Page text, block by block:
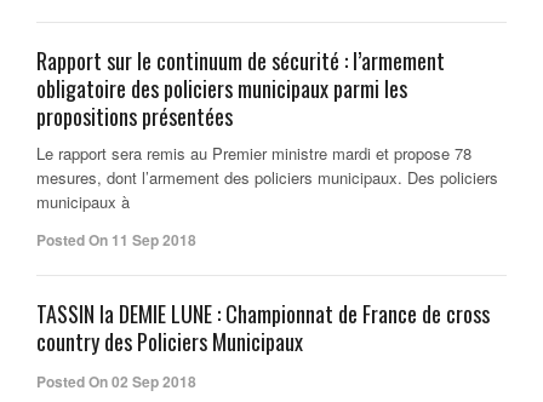
Rapport sur le continuum de sécurité : l’armement
obligatoire des policiers municipaux parmi les
propositions présentées
Le rapport sera remis au Premier ministre mardi et propose 78
mesures, dont l’armement des policiers municipaux. Des policiers
municipaux à
Posted On 11 Sep 2018
TASSIN la DEMIE LUNE : Championnat de France de cross
country des Policiers Municipaux
Posted On 02 Sep 2018